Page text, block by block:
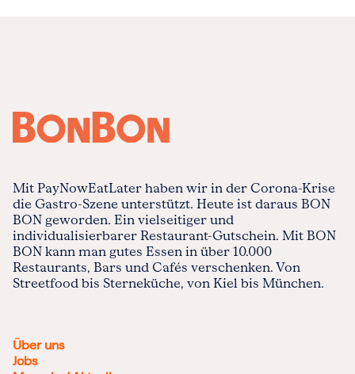
Mit PayNowEatLater haben wir in der Corona-Krise
die Gastro-Szene unterstützt. Heute ist daraus BON
BON geworden. Ein vielseitiger und
individualisierbarer Restaurant-Gutschein. Mit BON
BON kann man gutes Essen in über 10.000
Restaurants, Bars und Cafés verschenken. Von
Streetfood bis Sterneküche, von Kiel bis München.
Über uns
Jobs